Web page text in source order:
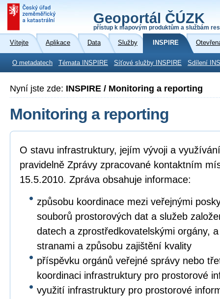
Geoportál ČÚZK
přístup k mapovým produktům a službám
Vítejte Aplikace Data Služby INSPIRE
O metadatech Témata INSPIRE Síťové služby INSPIRE Sdílení
Nyní jste zde: INSPIRE / Monitoring a reporting
Monitoring a reporting
O stavu infrastruktury, jejím vývoji a
pravidelně Zprávy zpracované kontaktním
15.5.2010. Zpráva obsahuje informace:
způsobu koordinace mezi veřejnými
souborů prostorových dat a služeb
datech a zprostředkovatelskými orgány,
stranami a způsobu zajištění kvality
příspěvku orgánů veřejné správy nebo
koordinaci infrastruktury pro prostorové
využití infrastruktury pro prostorové